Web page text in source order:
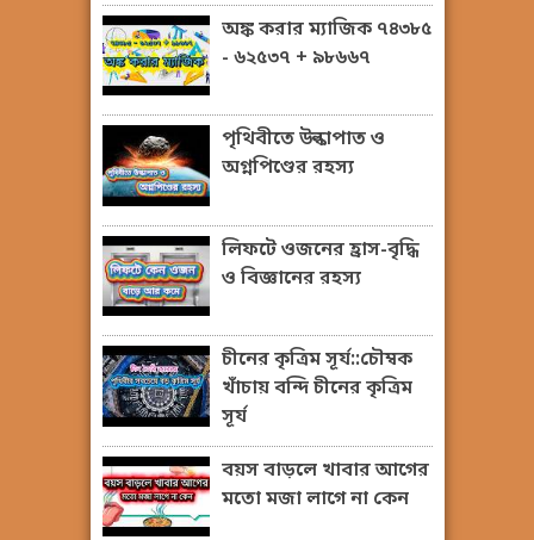
অঙ্ক করার ম্যাজিক ৭৪৩৮৫
- ৬২৫৩৭ + ৯৮৬৬৭
পৃথিবীতে উল্কাপাত ও
অগ্নপিণ্ডের রহস্য
লিফটে ওজনের হ্রাস-বৃদ্ধি
ও বিজ্ঞানের রহস্য
চীনের কৃত্রিম সূর্য::চৌম্বক
খাঁচায় বন্দি চীনের কৃত্রিম
সূর্য
বয়স বাড়লে খাবার আগের
মতো মজা লাগে না কেন